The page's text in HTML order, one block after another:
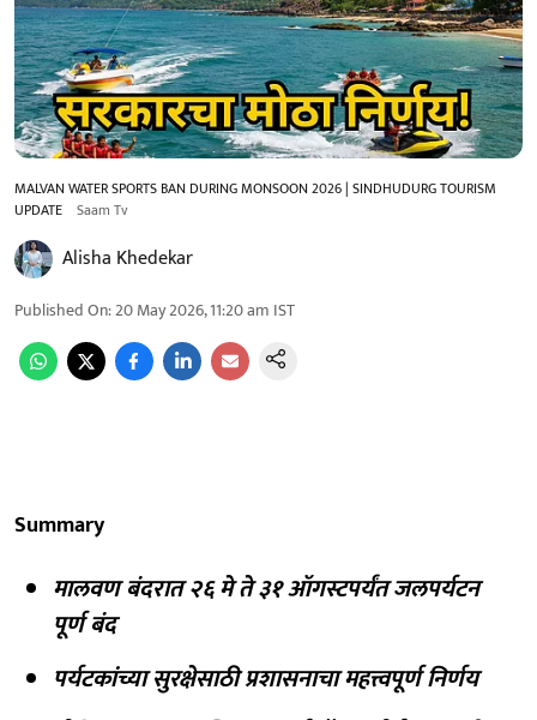
MALVAN WATER SPORTS BAN DURING MONSOON 2026 | SINDHUDURG TOURISM
UPDATE Saam Tv
Alisha Khedekar
Published On:20 May 2026, 11:20 am IST
Summary
मालवण बंदरात २६ मे ते ३१ ऑगस्टपर्यंत जलपर्यटन
पूर्ण बंद
पर्यटकांच्या सुरक्षेसाठी प्रशासनाचा महत्त्वपूर्ण निर्णय